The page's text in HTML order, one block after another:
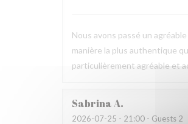
Nous avons passé un
manière la plus authentique
particulièrement agréable et
SabrinaA
2026-07-25 - 21:00 - Guests 2